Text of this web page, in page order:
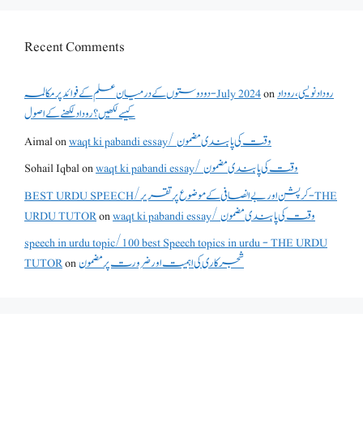
Recent Comments
دو دوستوں کے درمیان علم کے فوائد پر مکالمہ - July 2024onروداد نویسی ،روداد
کیسے لکھیں؟ روداد لکھنے کے اصول
Aimalon
waqt ki pabandi essay/ وقت کی پابندی مضمون
Sohail Iqbalon
waqt ki pabandi essay/ وقت کی پابندی مضمون
BEST URDU SPEECH/کرپشن اور بے انصافی کے موضوع پر تقریر - THE
URDU TUTORon
waqt ki pabandi essay/ وقت کی پابندی مضمون
speech in urdu topic/100 best Speech topics in urdu - THE URDU
TUTORonشجرکاری کی اہمیت اور ضرورت پر مضمون